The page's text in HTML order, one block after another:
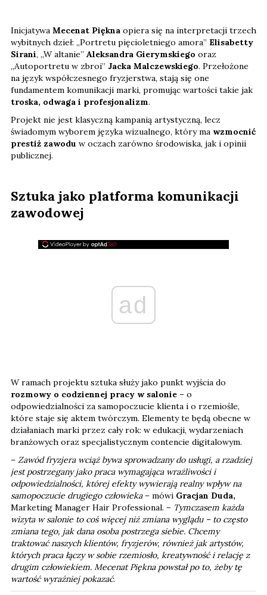
Inicjatywa Mecenat Piękna opiera się na interpretacji trzech
wybitnych dzieł: „Portretu pięcioletniego amora” Elisabetty
Sirani, „W altanie” Aleksandra Gierymskiego oraz
„Autoportretu w zbroi” Jacka Malczewskiego. Przełożone
na język współczesnego fryzjerstwa, stają się one
fundamentem komunikacji marki, promując wartości takie jak
troska, odwaga i profesjonalizm.
Projekt nie jest klasyczną kampanią artystyczną, lecz
świadomym wyborem języka wizualnego, który ma wzmocnić
prestiż zawodu w oczach zarówno środowiska, jak i opinii
publicznej.
Sztuka jako platforma komunikacji
zawodowej
ad
W ramach projektu sztuka służy jako punkt wyjścia do
rozmowy o codziennej pracy w salonie – o
odpowiedzialności za samopoczucie klienta i o rzemiośle,
które staje się aktem twórczym. Elementy te będą obecne w
działaniach marki przez cały rok: w edukacji, wydarzeniach
branżowych oraz specjalistycznym contencie digitalowym.
– Zawód fryzjera wciąż bywa sprowadzany do usługi, a rzadziej
jest postrzegany jako praca wymagająca wrażliwości i
odpowiedzialności, której efekty wywierają realny wpływ na
samopoczucie drugiego człowieka – mówi Gracjan Duda,
Marketing Manager Hair Professional. – Tymczasem każda
wizyta w salonie to coś więcej niż zmiana wyglądu – to często
zmiana tego, jak dana osoba postrzega siebie. Chcemy
traktować naszych klientów, fryzjerów, również jak artystów,
których praca łączy w sobie rzemiosło, kreatywność i relację z
drugim człowiekiem. Mecenat Piękna powstał po to, żeby tę
wartość wyraźniej pokazać.